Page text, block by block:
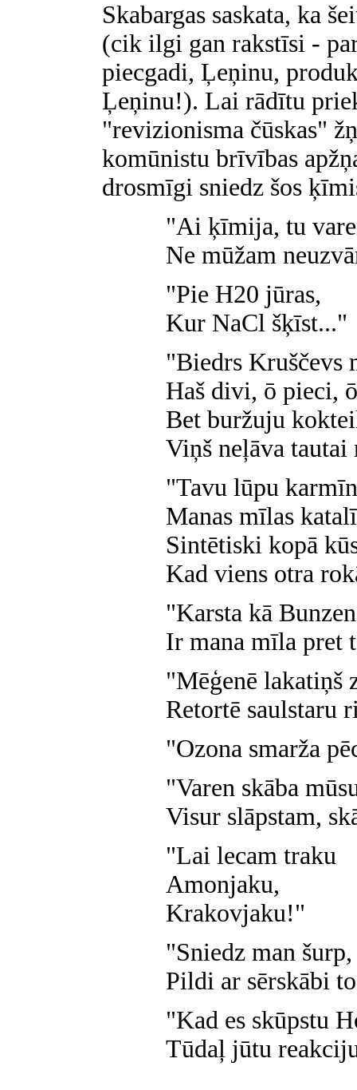
Skabargas saskata, ka
(cik ilgi gan rakstīsi -
piecgadi, Ļeņinu,
Ļeņinu!). Lai rādītu
"revizionisma čūskas"
komūnistu brīvības
drosmīgi sniedz šos
"Ai ķīmija, tu
Ne mūžam
"Pie H20 jūras,
Kur NaCl šķīst..."
"Biedrs Kruščevs
Haš divi, ō pieci,
Bet buržuju
Viņš neļāva tautai
"Tavu lūpu
Manas mīlas
Sintētiski kopā
Kad viens otra
"Karsta kā
Ir mana mīla pret
"Mēģenē lakatiņš
Retortē saulstaru
"Ozona smarža
"Varen skāba
Visur slāpstam,
"Lai lecam traku
Amonjaku,
Krakovjaku!"
"Sniedz man
Pildi ar sērskābi
"Kad es skūpstu
Tūdaļ jūtu